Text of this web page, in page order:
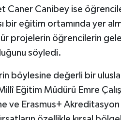
Caner Canibey ise
bir eğitim ortamında yer
projelerin öğrencilerin
söyledi.
böylesine değerli bir
Eğitim Müdürü Emre
ve Erasmus+